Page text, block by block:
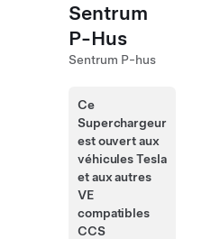
Sentrum
P-Hus
Sentrum P-hus
Ce
Superchargeur
est ouvert aux
véhicules Tesla
et aux autres
VE
compatibles
CCS